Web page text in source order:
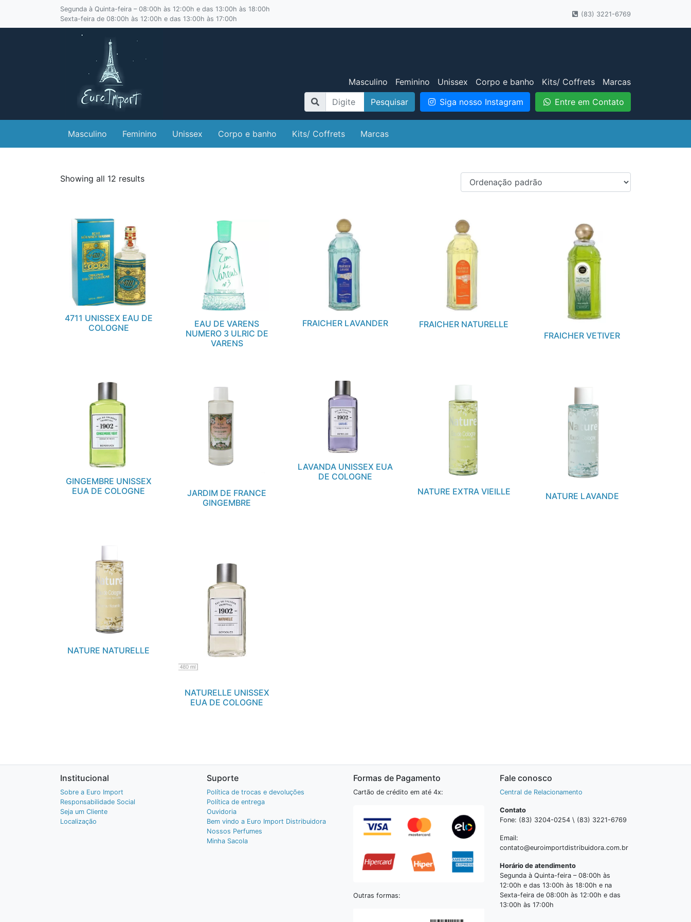
Segunda à Quinta-feira – 08:00h às 12:00h e das 13:00h às 18:00h
Sexta-feira de 08:00h às 12:00h e das 13:00h às 17:00h
(83) 3221-6769
Masculino Feminino Unissex Corpo e banho Kits/ Coffrets
Marcas
Pesquisar
Siga nosso Instagram Entre em Contato
Masculino Feminino Unissex Corpo e banho Kits/ Coffrets Marcas
Showing all 12 results
4711 UNISSEX EAU DE
COLOGNE
EAU DE VARENS
NUMERO 3 ULRIC DE
VARENS
FRAICHER LAVANDER
FRAICHER NATURELLE
FRAICHER VETIVER
GINGEMBRE UNISSEX
EUA DE COLOGNE
JARDIM DE FRANCE
GINGEMBRE
LAVANDA UNISSEX EUA
DE COLOGNE
NATURE EXTRA VIEILLE
NATURE LAVANDE
NATURE NATURELLE
NATURELLE UNISSEX
EUA DE COLOGNE
Institucional
Sobre a Euro Import
Responsabilidade Social
Seja um Cliente
Localização
Suporte
Política de trocas e devoluções
Política de entrega
Ouvidoria
Bem vindo a Euro Import Distribuidora
Nossos Perfumes
Minha Sacola
Formas de Pagamento
Cartão de crédito em até 4x:
Outras formas:
Fale conosco
Central de Relacionamento
Contato
Fone: (83) 3204-0254 \ (83) 3221-6769
Email:
contato@euroimportdistribuidora.com.br
Horário de atendimento
Segunda à Quinta-feira – 08:00h às
12:00h e das 13:00h às 18:00h e na
Sexta-feira de 08:00h às 12:00h e das
13:00h às 17:00h